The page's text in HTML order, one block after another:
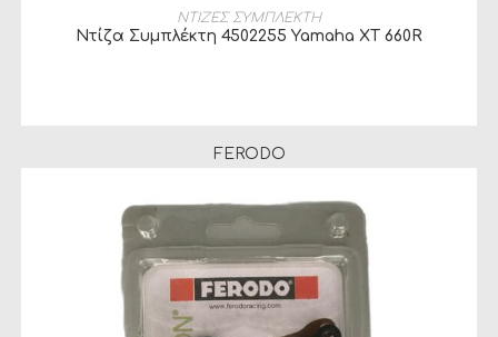
ΔΙΑΒΆΣΤΕ ΠΕΡΙΣΣΌΤΕΡΑ
ΝΤΙΖΕΣ ΣΥΜΠΛΕΚΤΗ
Ντίζα Συμπλέκτη 4502255 Yamaha XT 660R
FERODO